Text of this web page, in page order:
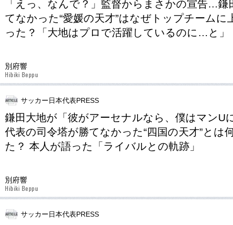
「えっ、なんで？」監督からまさかの宣告…鎌
てなかった“愛媛の天才”はなぜトップチームに
った？「大地はプロで活躍しているのに…と」
別府響
Hibiki Beppu
サッカー日本代表PRESS
鎌田大地が「彼がアーセナルなら、僕はマンU
代表の司令塔が勝てなかった“四国の天才”とは
た？ 本人が語った「ライバルとの軌跡」
別府響
Hibiki Beppu
サッカー日本代表PRESS